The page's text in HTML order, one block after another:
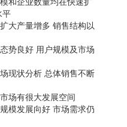
平
大产量增多 销售结构以
势良好 用户规模及市场
现状分析 总体销售不断
场有很大发展空间
模发展向好 市场需求仍